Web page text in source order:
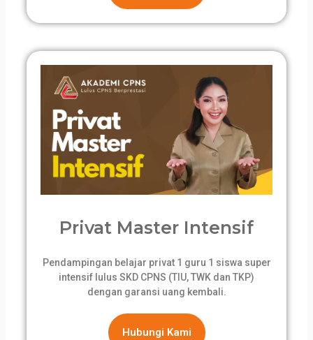
Privat Master Intensif
Pendampingan belajar privat 1 guru 1 siswa super
intensif lulus SKD CPNS (TIU, TWK dan TKP)
dengan garansi uang kembali.
Hubungi Kami